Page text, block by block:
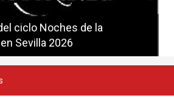
ciclo Noches de la
Sevilla 2026
ciclo Candlelight en